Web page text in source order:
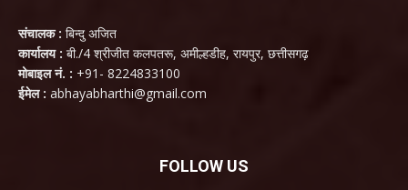
संचालक : बिन्दु अजित
कार्यालय : बी./4 श्रीजीत कलपतरू, अमील्हडीह, रायपुर, छत्तीसगढ़
मोबाइल नं. : +91- 8224833100
ईमेल : abhayabharthi@gmail.com
FOLLOW US